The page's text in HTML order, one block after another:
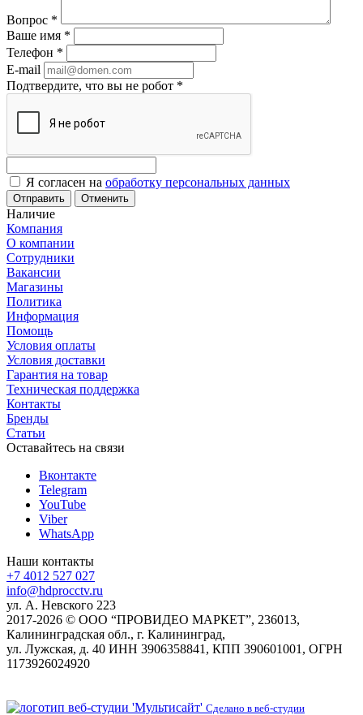
Вопрос *
Ваше имя *
Телефон *
E-mail
Подтвердите, что вы не робот *
Я согласен на обработку персональных данных
Отменить
Наличие
Компания
О компании
Сотрудники
Вакансии
Магазины
Политика
Информация
Помощь
Условия оплаты
Условия доставки
Гарантия на товар
Техническая поддержка
Контакты
Бренды
Статьи
Оставайтесь на связи
Вконтакте
Telegram
YouTube
Viber
WhatsApp
Наши контакты
+7 4012 527 027
info@hdprocctv.ru
ул. А. Невского 223
2017-2026 © ООО “ПРОВИДЕО МАРКЕТ”, 236013,
Калининградская обл., г. Калининград,
ул. Лужская, д. 40 ИНН 3906358841, КПП 390601001, ОГРН
1173926024920
Сделано в веб-студии